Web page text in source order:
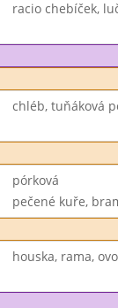
racio chebíček,
chléb, tuňáková
pórková
pečené kuře,
houska, rama,